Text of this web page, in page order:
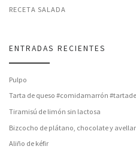
RECETA SALADA
ENTRADAS RECIENTES
Pulpo
Tarta de queso #comidamarrón
Tiramisú de limón sin lactosa
Bizcocho de plátano, chocolate y
Aliño de kéfir